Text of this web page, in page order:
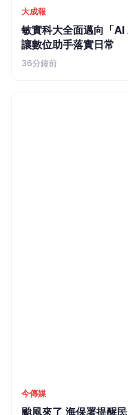
敏實科大全面邁向「
讓數位助手落實日常
36分鐘前